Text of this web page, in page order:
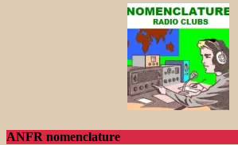
ANFR nomenclature